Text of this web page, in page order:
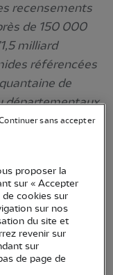
recensements
de 150 000
milliard
référencées
de
départementaux
observateurs
sur sept
par des
et ci-
mois
accompagner et
proposer la
sur « Accepter
cookies sur
sur nos
du site et
revenir sur
sur
de page de
sans accepter